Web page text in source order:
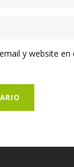
y website